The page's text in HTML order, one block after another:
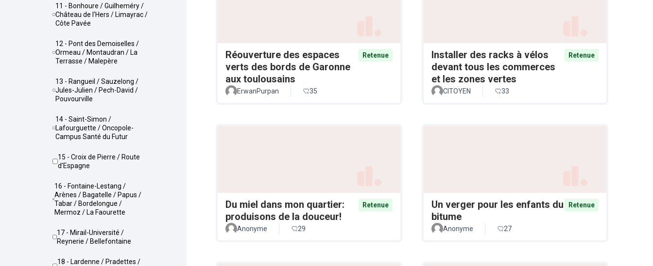
11 - Bonhoure / Guilheméry /
Château de l'Hers / Limayrac /
Côte Pavée
12 - Pont des Demoiselles /
Ormeau / Montaudran / La
Terrasse / Malepère
13 - Rangueil / Sauzelong /
Jules-Julien / Pech-David /
Pouvourville
14 - Saint-Simon /
Lafourguette / Oncopole-
Campus Santé du Futur
15 - Croix de Pierre / Route
d'Espagne
16 - Fontaine-Lestang /
Arènes / Bagatelle / Papus /
Tabar / Bordelongue /
Mermoz / La Faourette
17 - Mirail-Université /
Reynerie / Bellefontaine
18 - Lardenne / Pradettes /
Réouverture des espaces
verts des bords de Garonne
aux toulousains
Retenue
ErwanPurpan 35
Installer des racks à vélos
devant tous les commerces
et les zones vertes
Retenue
CITOYEN 33
Du miel dans mon quartier:
produisons de la douceur!
Retenue
Anonyme 29
Un verger pour les enfants du
bitume
Retenue
Anonyme 27